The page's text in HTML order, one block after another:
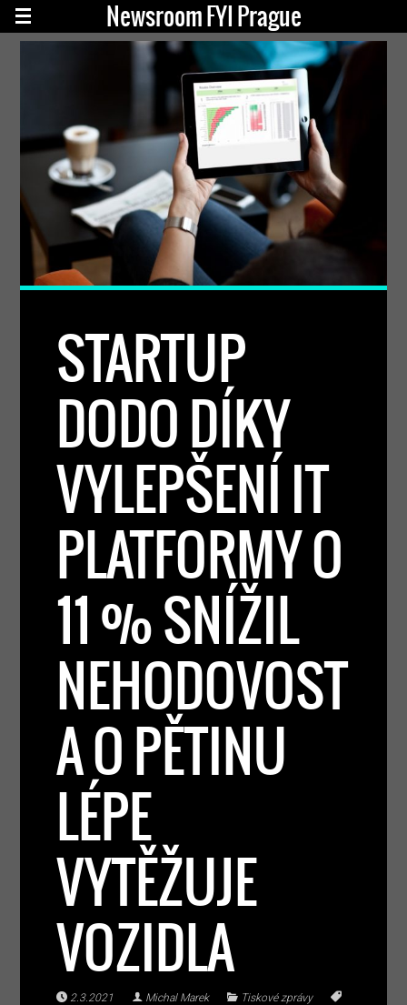
Newsroom FYI Prague
STARTUP
DODO DÍKY
VYLEPŠENÍ IT
PLATFORMY O
11 % SNÍŽIL
NEHODOVOST
A O PĚTINU
LÉPE
VYTĚŽUJE
VOZIDLA
2.3.2021 Michal Marek
Tiskové zprávy